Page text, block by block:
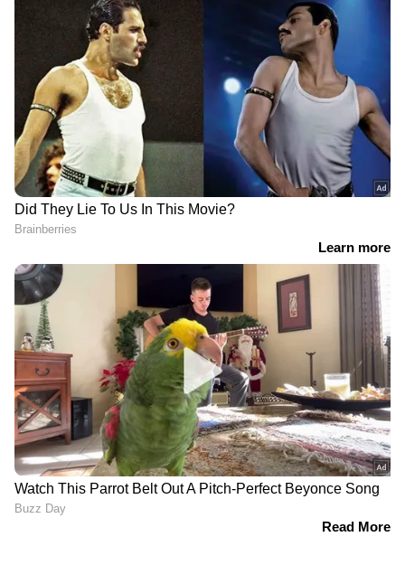
DOWNLOAD APP
RECOMMENDED STORIES
സതീശന്റെ '10000
കോടിയുടെ കപ്പൽ
നിർമാണശാല' ഇടത്
സർക്കാറിന്റെ കാലത്ത്
പ്രഖ്യാപിച്ച 300 കോടിയുടെ
'ആ ആശങ്ക ചില
മോഹഭംഗങ്ങളിൽ
നിന്നുദിച്ചതാണെന്ന്
അരിയാഹാരം
കഴിക്കുന്നവർക്ക്